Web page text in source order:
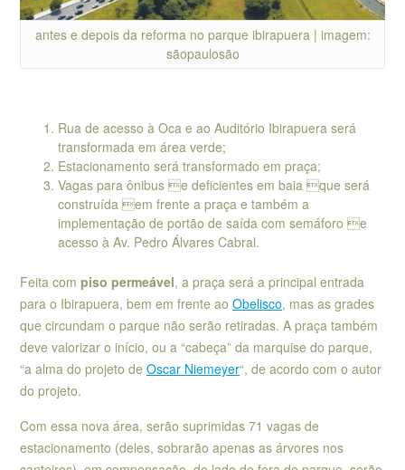
antes e depois da reforma no parque ibirapuera | imagem:
sãopaulosão
Rua de acesso à Oca e ao Auditório Ibirapuera será
transformada em área verde;
Estacionamento será transformado em praça;
Vagas para ônibus e deficientes em baia que será
construída em frente a praça e também a
implementação de portão de saída com semáforo e
acesso à Av. Pedro Álvares Cabral.
Feita com piso permeável, a praça será a principal entrada
para o Ibirapuera, bem em frente ao Obelisco, mas as grades
que circundam o parque não serão retiradas. A praça também
deve valorizar o início, ou a “cabeça” da marquise do parque,
“a alma do projeto de Oscar Niemeyer“, de acordo com o autor
do projeto.
Com essa nova área, serão suprimidas 71 vagas de
estacionamento (deles, sobrarão apenas as árvores nos